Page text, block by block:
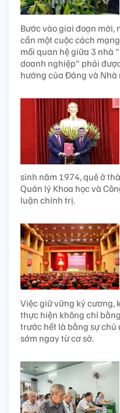
Bước vào giai đoạn mới,
cần một cuộc cách
mối quan hệ giữa 3 nhà
doanh nghiệp" phải
hướng của Đảng và Nhà
sinh năm 1974, quê ở
Quản lý Khoa học và
luận chính trị.
Việc giữ vững kỷ cương,
thực hiện không chỉ
trước hết là bằng sự chủ
sớm ngay từ cơ sở.